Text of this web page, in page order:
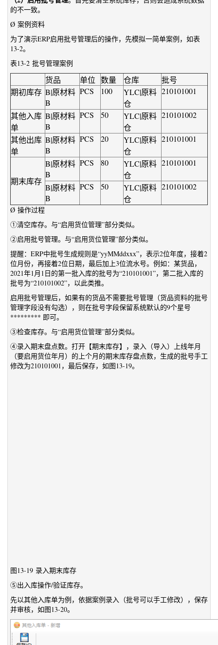
的不一致。
Ø 案例资料
为了演示ERP启用批号管理后的操作，先模拟一简单案例，如表
13-2。
表13-2 批号管理案例
货品 单位 数量 仓库
批号
期初库存 B|原材料
B
PCS 100
YLC|原料
仓
210101001
其他入库
单
B|原材料
B
PCS 50
YLC|原料
仓
210101002
其他出库
单
B|原材料
B
PCS 20
YLC|原料
仓
210101001
期末库存
B|原材料
B
PCS 80
YLC|原料
仓
210101001
B|原材料
B
PCS 50
YLC|原料
仓
210101002
Ø 操作过程
①清空库存。与“启用货位管理”部分类似。
②启用批号管理。与“启用货位管理”部分类似。
提醒：ERP中批号生成规则是“yyMMddxxx”，表示2位年度，接着2
位月份，再接着2位日期，最后加上3位流水号。例如：某货品，
2021年1月1日的第一批入库的批号为“210101001”，第二批入库的
批号为“210101002”，以此类推。
启用批号管理后，如果有的货品不需要批号管理（货品资料的批号
管理字段没有勾选），则在批号字段保留系统默认的9个星号
********* 即可。
③检查库存。与“启用货位管理”部分类似。
④录入期末盘点数。打开【期末库存】，录入（导入）上线年月
（要启用货位年月）的上个月的期末库存盘点数，生成的批号手工
修改为210101001，最后保存，如图13-19。
图13-19 录入期末库存
⑤出入库操作/验证库存。
先以其他入库单为例，依据案例录入（批号可以手工修改），保存
并审核，如图13-20。